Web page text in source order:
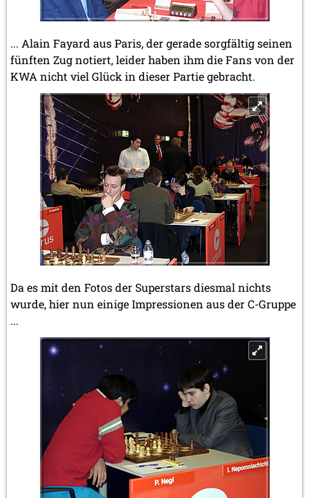
... Alain Fayard aus Paris, der gerade sorgfältig seinen
fünften Zug notiert, leider haben ihm die Fans von der
KWA nicht viel Glück in dieser Partie gebracht.
Da es mit den Fotos der Superstars diesmal nichts
wurde, hier nun einige Impressionen aus der C-Gruppe
...